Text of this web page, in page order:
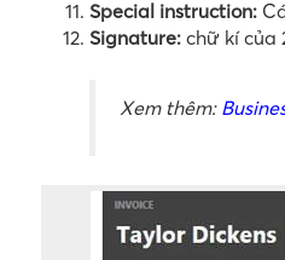
Special instruction:
Signature: chữ kí của
Xem thêm: